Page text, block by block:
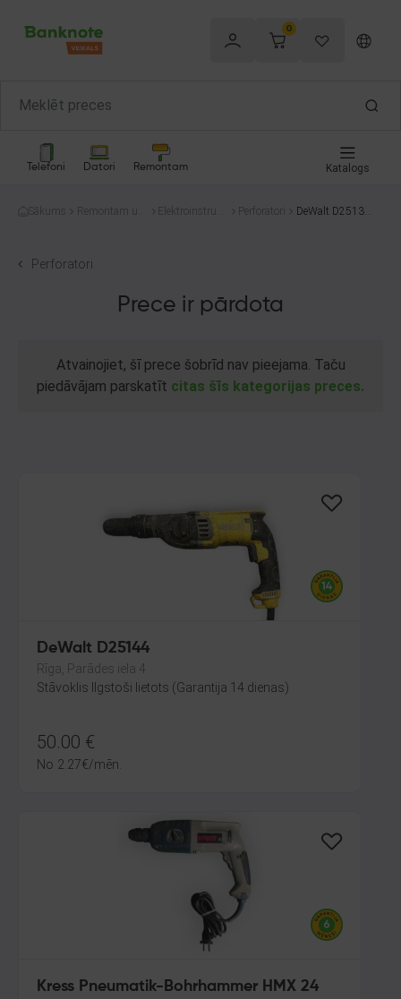
0
Telefoni Datori Remontam Katalogs
Sākums
Remontam un
Elektroinstrum
Perforatori
DeWalt D25134-
Perforatori
Prece ir pārdota
Atvainojiet, šī prece šobrīd nav pieejama. Taču
piedāvājam parskatīt citas šīs kategorijas preces.
DeWalt D25144
Rīga, Parādes iela 4
Stāvoklis Ilgstoši lietots (Garantija 14 dienas)
50.00 €
No 2.27€/mēn.
Kress Pneumatik-Bohrhammer HMX 24